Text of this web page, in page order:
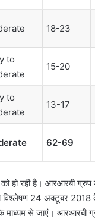
18-23
to
15-20
to
13-17
62-69
हो रही है। आरआरबी
विश्लेषण 24 अक्टूबर
माध्यम से जाएं।